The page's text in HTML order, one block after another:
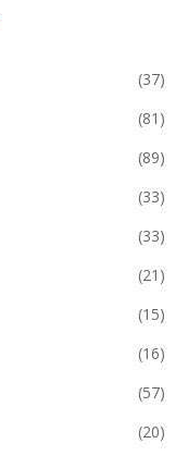
(37)
(81)
(89)
(33)
(33)
(21)
(15)
(16)
(57)
(20)